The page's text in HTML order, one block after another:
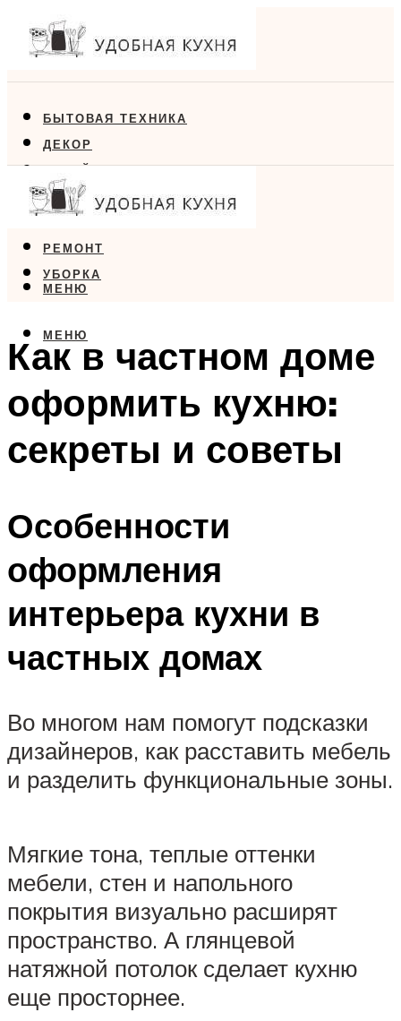
БЫТОВАЯ ТЕХНИКА
ДЕКОР
ДИЗАЙН
ЕДА
РЕМОНТ
УБОРКА
МЕНЮ
МЕНЮ
Как в частном доме
оформить кухню:
секреты и советы
Особенности
оформления
интерьера кухни в
частных домах
Во многом нам помогут подсказки
дизайнеров, как расставить мебель
и разделить функциональные зоны.
Мягкие тона, теплые оттенки
мебели, стен и напольного
покрытия визуально расширят
пространство. А глянцевой
натяжной потолок сделает кухню
еще просторнее.